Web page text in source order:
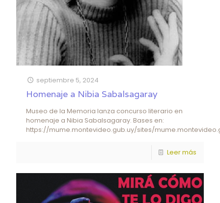
septiembre 5, 2024
Homenaje a Nibia Sabalsagaray
Museo de la Memoria lanza concurso literario en
homenaje a Nibia Sabalsagaray. Bases en:
https://mume.montevideo.gub.uy/sites/
Leer más